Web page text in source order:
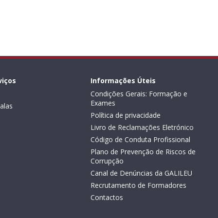
Informações Úteis
Condições Gerais: Formação e
Exames
Política de privacidade
Livro de Reclamações Eletrónico
Código de Conduta Profissional
Plano de Prevenção de Riscos de
Corrupção
Canal de Denúncias da GALILEU
Recrutamento de Formadores
Contactos